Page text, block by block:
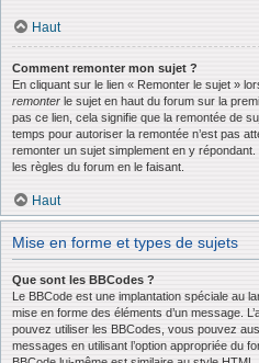
Haut
Comment remonter mon sujet ?
En cliquant sur le lien « Remonter le sujet »
remonter le sujet en haut du forum sur la
pas ce lien, cela signifie que la remontée de
temps pour autoriser la remontée n’est pas
remonter un sujet simplement en y
les règles du forum en le faisant.
Haut
Mise en forme et types de sujets
Que sont les BBCodes ?
Le BBCode est une implantation spéciale au
mise en forme des éléments d’un message.
pouvez utiliser les BBCodes, vous pouvez
messages en utilisant l’option appropriée du